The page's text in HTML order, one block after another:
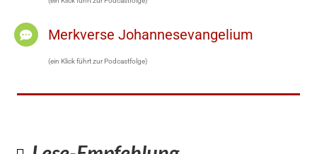
Merkverse Johannesevangelium
(ein Klick führt zur Podcastfolge)